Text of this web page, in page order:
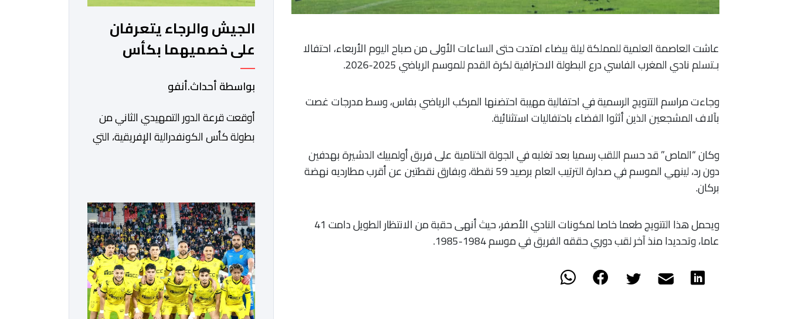
عاشت العاصمة العلمية للمملكة ليلة بيضاء امتدت حتى الساعات الأولى من صباح اليوم الأربعاء، احتفالا
بـتسلم نادي المغرب الفاسي درع البطولة الاحترافية لكرة القدم للموسم الرياضي 2025-2026.
​وجاءت مراسم التتويج الرسمية في احتفالية مهيبة احتضنها المركب الرياضي بفاس، وسط مدرجات غصت
بآلاف المشجعين الذين أثثوا الفضاء باحتفاليات استثنائية.
​وكان “الماص” قد حسم اللقب رسميا بعد تغلبه في الجولة الختامية على فريق أولمبيك الدشيرة بهدفين
دون رد، لينهي الموسم في صدارة الترتيب العام برصيد 59 نقطة، وبفارق نقطتين عن أقرب مطارديه نهضة
بركان.
​ويحمل هذا التتويج طعما خاصا لمكونات النادي الأصفر، حيث أنهى حقبة من الانتظار الطويل دامت 41
عاما، وتحديدا منذ آخر لقب دوري حققه الفريق في موسم 1984-1985.
الجيش والرجاء يتعرفان
على خصميهما بكأس
الكاف
بواسطة أحداث.أنفو
أوقعت قرعة الدور التمهيدي الثاني من
بطولة كأس الكونفدرالية الإفريقية، التي
مرتقبة أمام أندية غرب ووسط القارة. ​
وسيكون نادي الرجاء الرياضي على موعد
مع مواجهة المتأهل من المباراة التي
تجمع بين إيل كانيمي واريورز النيجيري
ونادي أوديب ممثل […]